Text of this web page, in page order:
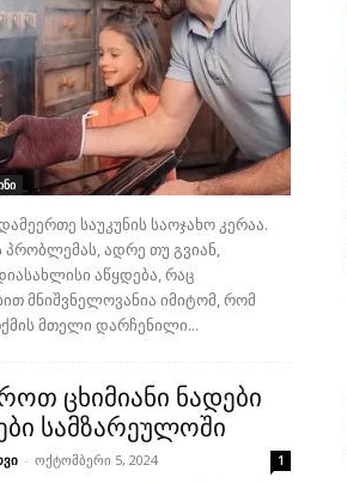
საუკუნის საოჯახო კერაა.
პრობლემას, ადრე თუ გვიან,
აწყდება, რაც
მნიშვნელოვანია იმიტომ, რომ
მთელი დარჩენილი...
ცხიმიანი ნადები
სამზარეულოში
- ოქტომბერი 5, 2024 1